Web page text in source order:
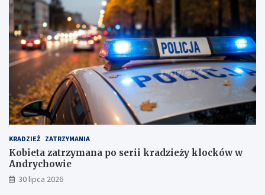
KRADZIEŻ ZATRZYMANIA
Kobieta zatrzymana po serii kradzieży klocków w
Andrychowie
30 lipca 2026